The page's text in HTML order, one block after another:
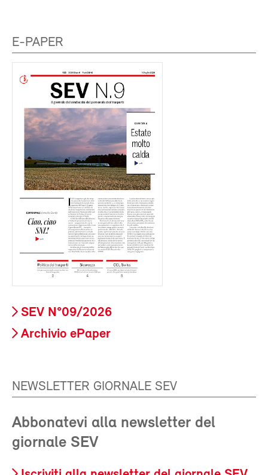
E-PAPER
SEV N°09/2026
Archivio ePaper
NEWSLETTER GIORNALE SEV
Abbonatevi alla newsletter del
giornale SEV